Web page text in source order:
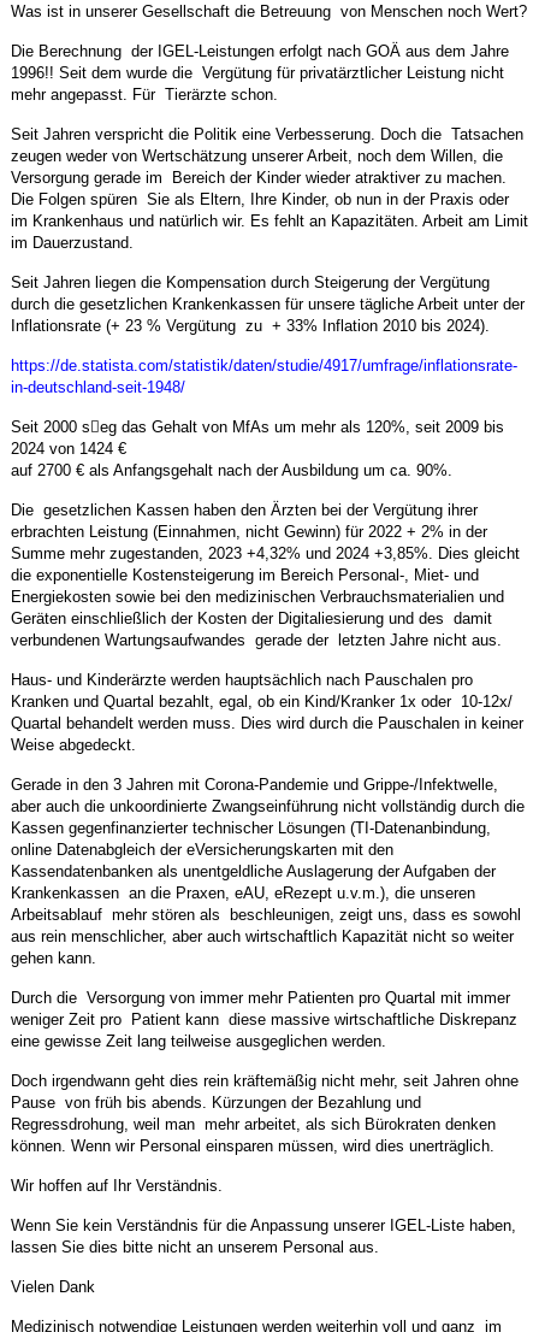
Was ist in unserer Gesellschaft die Betreuung von Menschen noch Wert?
Die Berechnung der IGEL-Leistungen erfolgt nach GOÄ aus dem Jahre
1996!! Seit dem wurde die Vergütung für privatärztlicher Leistung nicht
mehr angepasst. Für Tierärzte schon.
Seit Jahren verspricht die Politik eine Verbesserung. Doch die Tatsachen
zeugen weder von Wertschätzung unserer Arbeit, noch dem Willen, die
Versorgung gerade im Bereich der Kinder wieder atraktiver zu machen.
Die Folgen spüren Sie als Eltern, Ihre Kinder, ob nun in der Praxis oder
im Krankenhaus und natürlich wir. Es fehlt an Kapazitäten. Arbeit am Limit
im Dauerzustand.
Seit Jahren liegen die Kompensation durch Steigerung der Vergütung
durch die gesetzlichen Krankenkassen für unsere tägliche Arbeit unter der
Inflationsrate (+ 23 % Vergütung zu + 33% Inflation 2010 bis 2024).
https://de.statista.com/statistik/daten/studie/4917/umfrage/inflationsrate-
in-deutschland-seit-1948/
Seit 2000 s􀆟eg das Gehalt von MfAs um mehr als 120%, seit 2009 bis
2024 von 1424 €
auf 2700 € als Anfangsgehalt nach der Ausbildung um ca. 90%.
Die gesetzlichen Kassen haben den Ärzten bei der Vergütung ihrer
erbrachten Leistung (Einnahmen, nicht Gewinn) für 2022 + 2% in der
Summe mehr zugestanden, 2023 +4,32% und 2024 +3,85%. Dies gleicht
die exponentielle Kostensteigerung im Bereich Personal-, Miet- und
Energiekosten sowie bei den medizinischen Verbrauchsmaterialien und
Geräten einschließlich der Kosten der Digitaliesierung und des damit
verbundenen Wartungsaufwandes gerade der letzten Jahre nicht aus.
Haus- und Kinderärzte werden hauptsächlich nach Pauschalen pro
Kranken und Quartal bezahlt, egal, ob ein Kind/Kranker 1x oder 10-12x/
Quartal behandelt werden muss. Dies wird durch die Pauschalen in keiner
Weise abgedeckt.
Gerade in den 3 Jahren mit Corona-Pandemie und Grippe-/Infektwelle,
aber auch die unkoordinierte Zwangseinführung nicht vollständig durch die
Kassen gegenfinanzierter technischer Lösungen (TI-Datenanbindung,
online Datenabgleich der eVersicherungskarten mit den
Kassendatenbanken als unentgeldliche Auslagerung der Aufgaben der
Krankenkassen an die Praxen, eAU, eRezept u.v.m.), die unseren
Arbeitsablauf mehr stören als beschleunigen, zeigt uns, dass es sowohl
aus rein menschlicher, aber auch wirtschaftlich Kapazität nicht so weiter
gehen kann.
Durch die Versorgung von immer mehr Patienten pro Quartal mit immer
weniger Zeit pro Patient kann diese massive wirtschaftliche Diskrepanz
eine gewisse Zeit lang teilweise ausgeglichen werden.
Doch irgendwann geht dies rein kräftemäßig nicht mehr, seit Jahren ohne
Pause von früh bis abends. Kürzungen der Bezahlung und
Regressdrohung, weil man mehr arbeitet, als sich Bürokraten denken
können. Wenn wir Personal einsparen müssen, wird dies unerträglich.
Wir hoffen auf Ihr Verständnis.
Wenn Sie kein Verständnis für die Anpassung unserer IGEL-Liste haben,
lassen Sie dies bitte nicht an unserem Personal aus.
Vielen Dank
Medizinisch notwendige Leistungen werden weiterhin voll und ganz im